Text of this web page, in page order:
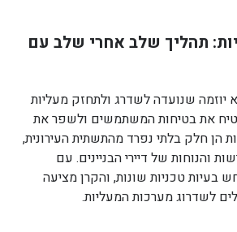
תהליך שלב אחרי שלב עם
יוזמה שנועדה לשדרג ולתחזק מעליות
את בטיחות המשתמשים ולשפר את
הן חלק בלתי נפרד מהתשתית העירונית,
והנוחות של דיירי הבניינים. עם
בעיות טכניות שונות, והקרן מציעה
לשדרוג מערכות המעליות.